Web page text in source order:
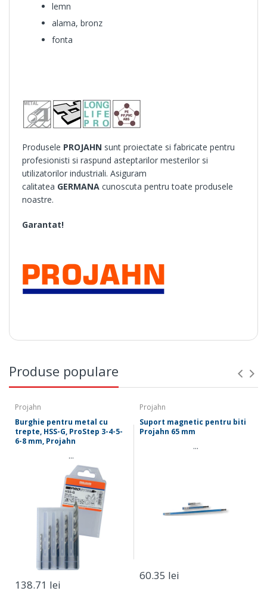
lemn
alama, bronz
fonta
Produsele PROJAHN sunt proiectate si fabricate pentru
profesionisti si raspund asteptarilor mesterilor si
utilizatorilor industriali. Asiguram
calitatea GERMANAcunoscuta pentru toate produsele
noastre.
Garantat!
tevi si profile otel
lemn
alama, bronz
fonta
Produse populare
Projahn
Burghie pentru metal cu
trepte, HSS-G, ProStep 3-4-5-
6-8 mm, Projahn
...
138.71 lei
Projahn
Suport magnetic pentru biti
Projahn 65 mm
...
60.35 lei